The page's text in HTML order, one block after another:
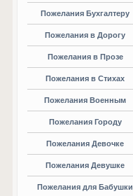
Пожелания Бухгалтеру
Пожелания в Дорогу
Пожелания в Прозе
Пожелания в Стихах
Пожелания Военным
Пожелания Городу
Пожелания Девочке
Пожелания Девушке
Пожелания для Бабушки